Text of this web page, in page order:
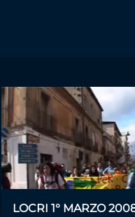
LOCRI 1° MARZO